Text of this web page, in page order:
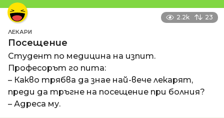
2.2k 23
ЛЕКАРИ
Посещение
Студент по медицина на изпит.
Професорът го пита:
– Какво трябва да знае най-вече лекарят,
преди да тръгне на посещение при болния?
– Адреса му.